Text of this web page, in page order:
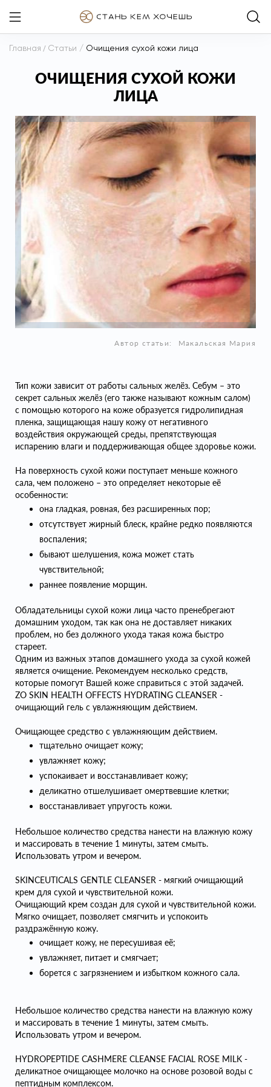
Главная / Статьи / Очищения сухой кожи лица
ОЧИЩЕНИЯ СУХОЙ КОЖИ
ЛИЦА
Автор статьи: Макальская Мария
Тип кожи зависит от работы сальных желёз. Себум – это
секрет сальных желёз (его также называют кожным салом)
с помощью которого на коже образуется гидролипидная
пленка, защищающая нашу кожу от негативного
воздействия окружающей среды, препятствующая
испарению влаги и поддерживающая общее здоровье кожи.
На поверхность сухой кожи поступает меньше кожного
сала, чем положено – это определяет некоторые её
особенности:
она гладкая, ровная, без расширенных пор;
отсутствует жирный блеск, крайне редко появляются
воспаления;
бывают шелушения, кожа может стать
чувствительной;
раннее появление морщин.
Обладательницы сухой кожи лица часто пренебрегают
домашним уходом, так как она не доставляет никаких
проблем, но без должного ухода такая кожа быстро
стареет.
Одним из важных этапов домашнего ухода за сухой кожей
является очищение. Рекомендуем несколько средств,
которые помогут Вашей коже справиться с этой задачей.
ZO SKIN HEALTH OFFECTS HYDRATING CLEANSER -
очищающий гель с увлажняющим действием.
Очищающее средство с увлажняющим действием.
тщательно очищает кожу;
увлажняет кожу;
успокаивает и восстанавливает кожу;
деликатно отшелушивает омертвевшие клетки;
восстанавливает упругость кожи.
Небольшое количество средства нанести на влажную кожу
и массировать в течение 1 минуты, затем смыть.
Использовать утром и вечером.
SKINCEUTICALS GENTLE CLEANSER - мягкий очищающий
крем для сухой и чувствительной кожи.
Очищающий крем создан для сухой и чувствительной кожи.
Мягко очищает, позволяет смягчить и успокоить
раздражённую кожу.
очищает кожу, не пересушивая её;
увлажняет, питает и смягчает;
борется с загрязнением и избытком кожного сала.
Небольшое количество средства нанести на влажную кожу
и массировать в течение 1 минуты, затем смыть.
Использовать утром и вечером.
HYDROPEPTIDE CASHMERE CLEANSE FACIAL ROSE MILK -
деликатное очищающее молочко на основе розовой воды с
пептидным комплексом.